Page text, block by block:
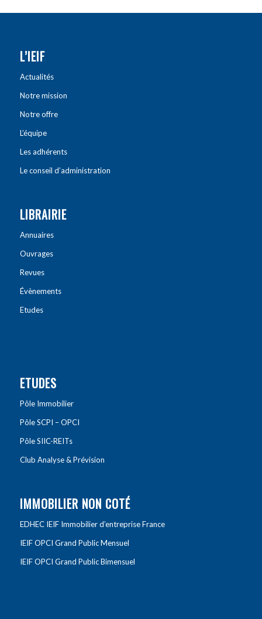
L’IEIF
Actualités
Notre mission
Notre offre
L’équipe
Les adhérents
Le conseil d’administration
LIBRAIRIE
Annuaires
Ouvrages
Revues
Évènements
Etudes
ETUDES
Pôle Immobilier
Pôle SCPI – OPCI
Pôle SIIC-REITs
Club Analyse & Prévision
IMMOBILIER NON COTÉ
EDHEC IEIF Immobilier d’entreprise France
IEIF OPCI Grand Public Mensuel
IEIF OPCI Grand Public Bimensuel